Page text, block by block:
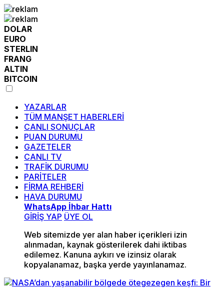
DOLAR
EURO
STERLIN
FRANG
ALTIN
BITCOIN
YAZARLAR
TÜM MANŞET HABERLERİ
CANLI SONUÇLAR
PUAN DURUMU
GAZETELER
CANLI TV
TRAFİK DURUMU
PARİTELER
FİRMA REHBERİ
HAVA DURUMU
WhatsApp İhbar Hattı
GİRİŞ YAP ÜYE OL
Web sitemizde yer alan haber içerikleri izin
alınmadan, kaynak gösterilerek dahi iktibas
edilemez. Kanuna aykırı ve izinsiz olarak
kopyalanamaz, başka yerde yayınlanamaz.